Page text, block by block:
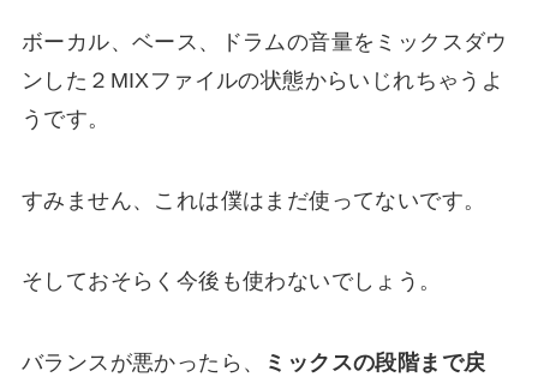
ボーカル、ベース、ドラムの音量をミックスダウ
ンした２MIXファイルの状態からいじれちゃうよ
うです。
すみません、これは僕はまだ使ってないです。
そしておそらく今後も使わないでしょう。
バランスが悪かったら、
ミックスの段階まで戻